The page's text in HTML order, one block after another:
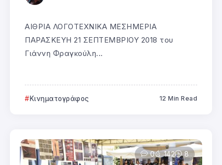
ΑΙΘΡΙΑ ΛΟΓΟΤΕΧΝΙΚΑ ΜΕΣΗΜΕΡΙΑ
ΠΑΡΑΣΚΕΥΗ 21 ΣΕΠΤΕΜΒΡΙΟΥ 2018 του
Γιάννη Φραγκούλη...
Κινηματογράφος 12 Min Read
0 142 8